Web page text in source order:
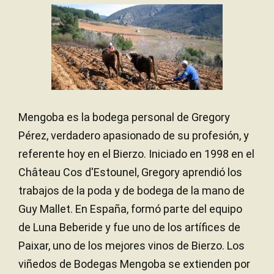
Mengoba es la bodega personal de Gregory
Pérez, verdadero apasionado de su profesión, y
referente hoy en el Bierzo. Iniciado en 1998 en el
Château Cos d'Estounel, Gregory aprendió los
trabajos de la poda y de bodega de la mano de
Guy Mallet. En España, formó parte del equipo
de Luna Beberide y fue uno de los artífices de
Paixar, uno de los mejores vinos de Bierzo. Los
viñedos de Bodegas Mengoba se extienden por